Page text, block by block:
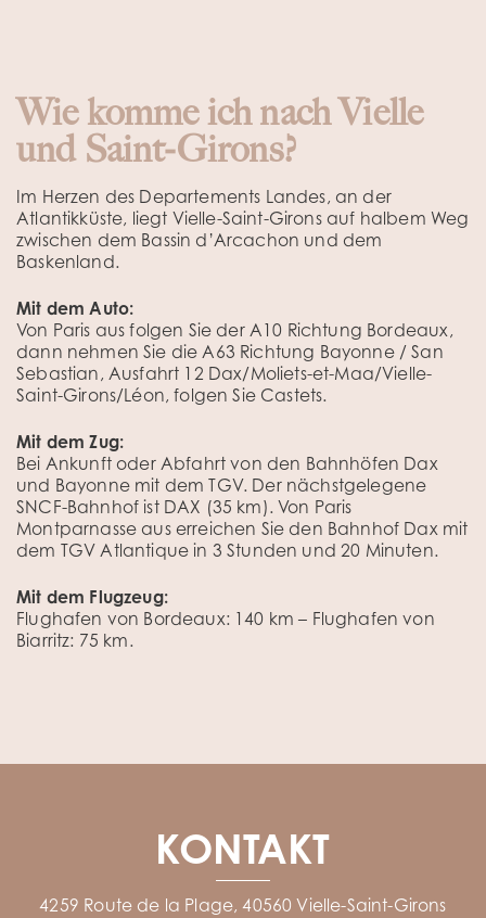
Wie komme ich nach Vielle
und Saint-Girons?
Im Herzen des Departements Landes, an der
Atlantikküste, liegt Vielle-Saint-Girons auf halbem Weg
zwischen dem Bassin d’Arcachon und dem
Baskenland.
Mit dem Auto:
Von Paris aus folgen Sie der A10 Richtung Bordeaux,
dann nehmen Sie die A63 Richtung Bayonne / San
Sebastian, Ausfahrt 12 Dax/Moliets-et-Maa/Vielle-
Saint-Girons/Léon, folgen Sie Castets.
Mit dem Zug:
Bei Ankunft oder Abfahrt von den Bahnhöfen Dax
und Bayonne mit dem TGV. Der nächstgelegene
SNCF-Bahnhof ist DAX (35 km). Von Paris
Montparnasse aus erreichen Sie den Bahnhof Dax mit
dem TGV Atlantique in 3 Stunden und 20 Minuten.
Mit dem Flugzeug:
Flughafen von Bordeaux: 140 km – Flughafen von
Biarritz: 75 km.
KONTAKT
4259 Route de la Plage, 40560 Vielle-Saint-Girons